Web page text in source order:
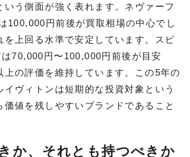
いう側面が強く表れます。ネヴァーフ
100,000円前後が買取相場の中心でし
を上回る水準で安定しています。スピ
70,000円〜100,000円前後が目安
上の評価を維持しています。この5年の
イヴィトンは短期的な投資対象という
価値を残しやすいブランドであること
か、それとも持つべきか